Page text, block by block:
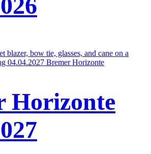
Horizonte